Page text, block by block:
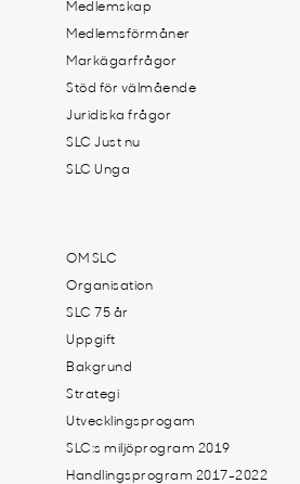
Medlemskap
Medlemsförmåner
Markägarfrågor
Stöd för välmående
Juridiska frågor
SLC Just nu
SLC Unga
OM SLC
Organisation
SLC 75 år
Uppgift
Bakgrund
Strategi
Utvecklingsprogam
SLC:s miljöprogram 2019
Handlingsprogram 2017-2022